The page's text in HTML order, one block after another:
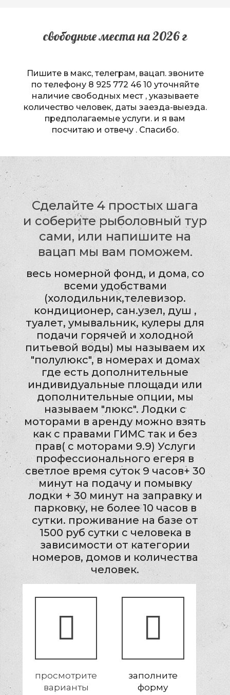
свободные места на 2026 г
Пишите в макс, телеграм, вацап. звоните
по телефону 8 925 772 46 10 уточняйте
наличие свободных мест , указываете
количество человек, даты заезда-выезда.
предполагаемые услуги. и я вам
посчитаю и отвечу . Спасибо.
Сделайте 4 простых шага
и соберите рыболовный тур
сами, или напишите на
вацап мы вам поможем.
весь номерной фонд, и дома, со
всеми удобствами
(холодильник,телевизор.
кондиционер, сан.узел, душ ,
туалет, умывальник, кулеры для
подачи горячей и холодной
питьевой воды) мы называем их
"полулюкс", в номерах и домах
где есть дополнительные
индивидуальные площади или
дополнительные опции, мы
называем "люкс". Лодки с
моторами в аренду можно взять
как с правами ГИМС так и без
прав( с моторами 9.9) Услуги
профессионального егеря в
светлое время суток 9 часов+ 30
минут на подачу и помывку
лодки + 30 минут на заправку и
парковку, не более 10 часов в
сутки. проживание на базе от
1500 руб сутки с человека в
зависимости от категории
номеров, домов и количества
человек.
просмотрите
варианты
заполните
форму